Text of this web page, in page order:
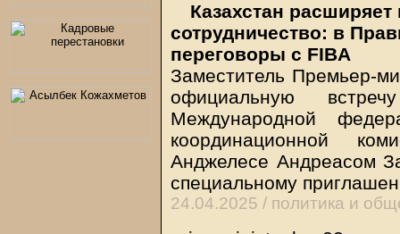
Казахстан
сотрудничество: в
переговоры с FIBA
Заместитель Премьер-
официальную
Международной
координационной
Анджелесе Андреасом
специальному
24.04.2025 / политика и